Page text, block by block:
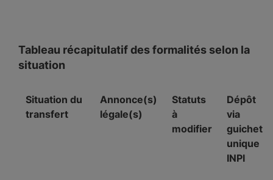
Tableau récapitulatif des formalités selon la
situation
Situation du
transfert
Annonce(s)
légale(s)
Statuts
à
modifier
Dépôt
via
guichet
unique
INPI